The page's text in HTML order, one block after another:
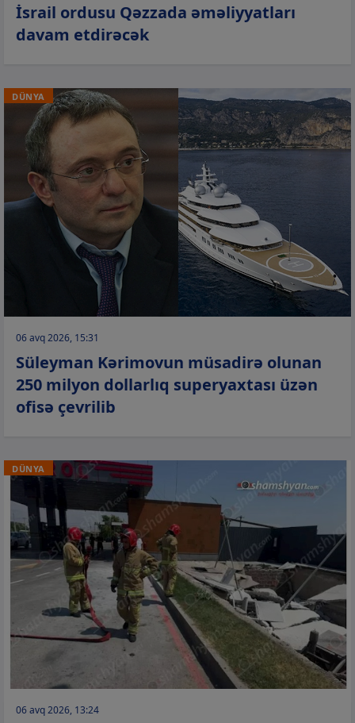
İsrail ordusu Qəzzada əməliyyatları
davam etdirəcək
DÜNYA
06 avq 2026, 15:31
Süleyman Kərimovun müsadirə olunan
250 milyon dollarlıq superyaxtası üzən
ofisə çevrilib
DÜNYA
06 avq 2026, 13:24